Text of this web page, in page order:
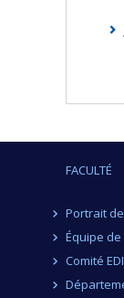
FACULTÉ
Portrait
Équipe
Comité